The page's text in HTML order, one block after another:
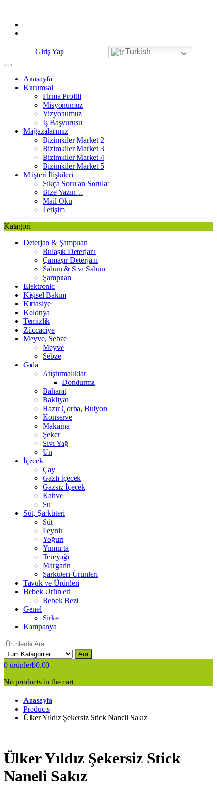
content
Giriş Yap Turkish
Anasayfa
Kurumsal
Firma Profili
Misyonumuz
Vizyonumuz
İş Başvurusu
Mağazalarımız
Bizimkiler Market 2
Bizimkiler Market 3
Bizimkiler Market 4
Bizimkiler Market 5
Müşteri İlişkileri
Sıkça Sorulan Sorular
Bize Yazın…
Mail Oku
İletişim
Katagori
Deterjan & Şampuan
Bulaşık Deterjanı
Çamaşır Deterjanı
Sabun & Sıvı Sabun
Şampuan
Elektronic
Kişisel Bakım
Kırtasiye
Kolonya
Temizlik
Züccaciye
Meyve, Sebze
Meyve
Sebze
Gıda
Atıştırmalıklar
Dondurma
Baharat
Bakliyat
Hazır Çorba, Bulyon
Konserve
Makarna
Şeker
Sıvı Yağ
Un
İçecek
Çay
Gazlı İçecek
Gazsız İçecek
Kahve
Su
Süt, Şarküteri
Süt
Peynir
Yoğurt
Yumurta
Tereyağı
Margarin
Şarküteri Ürünleri
Tavuk ve Ürünleri
Bebek Ürünleri
Bebek Bezi
Genel
Sirke
Kampanya
Ara
0 ürünler₺0.00
No products in the cart.
Anasayfa
Products
Ülker Yıldız Şekersiz Stick Naneli Sakız
Ülker Yıldız Şekersiz Stick
Naneli Sakız